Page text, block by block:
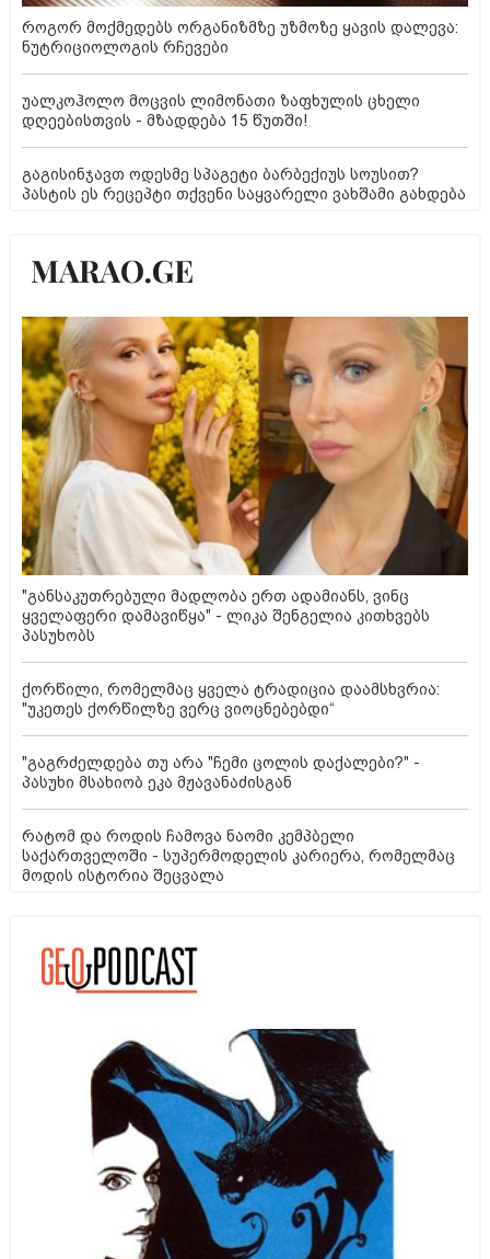
როგორ მოქმედებს ორგანიზმზე უზმოზე ყავის დალევა:
ნუტრიციოლოგის რჩევები
უალკოჰოლო მოცვის ლიმონათი ზაფხულის ცხელი
დღეებისთვის - მზადდება 15 წუთში!
გაგისინჯავთ ოდესმე სპაგეტი ბარბექიუს სოუსით?
პასტის ეს რეცეპტი თქვენი საყვარელი ვახშამი გახდება
"განსაკუთრებული მადლობა ერთ ადამიანს, ვინც
ყველაფერი დამავიწყა" - ლიკა შენგელია კითხვებს
პასუხობს
ქორწილი, რომელმაც ყველა ტრადიცია დაამსხვრია:
"უკეთეს ქორწილზე ვერც ვიოცნებებდი“
"გაგრძელდება თუ არა "ჩემი ცოლის დაქალები?" -
პასუხი მსახიობ ეკა მჟავანაძისგან
რატომ და როდის ჩამოვა ნაომი კემპბელი
საქართველოში - სუპერმოდელის კარიერა, რომელმაც
მოდის ისტორია შეცვალა